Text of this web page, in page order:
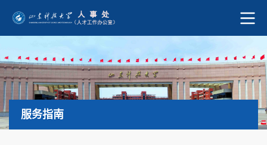
服务指南